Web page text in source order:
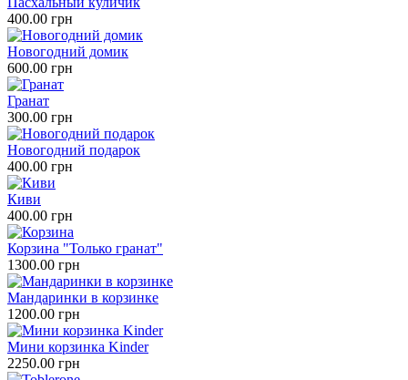
400.00 грн
Новогодний домик
600.00 грн
Гранат
300.00 грн
Новогодний подарок
400.00 грн
Киви
400.00 грн
Корзина "Только гранат"
1300.00 грн
Мандаринки в корзинке
1200.00 грн
Мини корзинка Kinder
2250.00 грн